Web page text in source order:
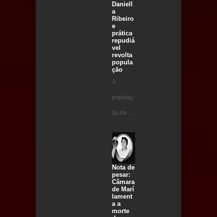
Daniell
a
Ribeiro
e
prática
repudiá
vel
revolta
popula
ção
A
populaç
ão de ...
Nota de
pesar:
Câmara
de Marí
lament
a a
morte